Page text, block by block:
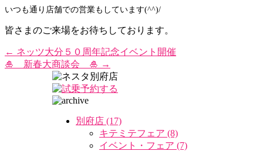
いつも通り店舗での営業もしています(^^)/
皆さまのご来場をお待ちしております。
← ネッツ大分５０周年記念イベント開催
🎍 新春大商談会 🎍 →
別府店 (17)
キテミテフェア (8)
イベント・フェア (7)